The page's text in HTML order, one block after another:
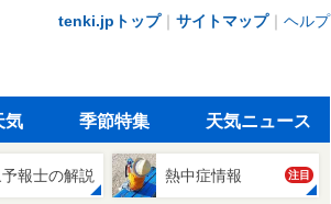
tenki.jpトップ｜ サイトマップ｜ ヘルプ
気 季節特集 天気ニュース
報士の解説 熱中症情報 注目